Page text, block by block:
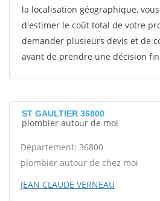
la localisation géographique,
d'estimer le coût total de votre
demander plusieurs devis et de
avant de prendre une décision
ST GAULTIER 36800
plombier autour de moi
Département: 36800
plombier autour de chez moi
JEAN CLAUDE VERNEAU